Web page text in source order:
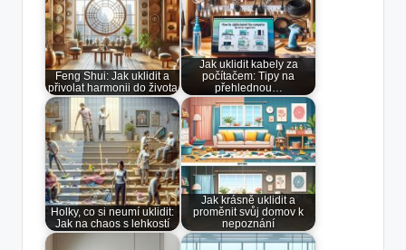
Feng Shui: Jak uklidit a
přivolat harmonii do života
Jak uklidit kabely za
počítačem: Tipy na
přehlednou…
Holky, co si neumí uklidit:
Jak na chaos s lehkostí
Jak krásně uklidit a
proměnit svůj domov k
nepoznání